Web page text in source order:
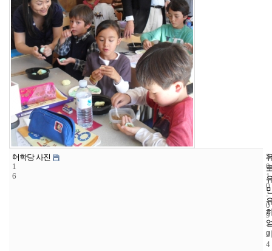
1
1
6
어학당 사진 5
2
0
1
0
-
0
9
-
2
4